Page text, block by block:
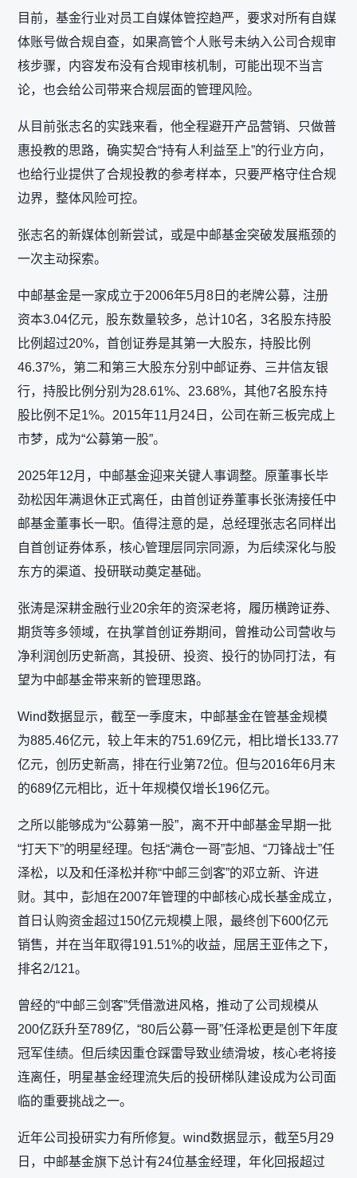
目前，基金行业对员工自媒体管控趋严，要求对所有自媒
体账号做合规自查，如果高管个人账号未纳入公司合规审
核步骤，内容发布没有合规审核机制，可能出现不当言
论，也会给公司带来合规层面的管理风险。
从目前张志名的实践来看，他全程避开产品营销、只做普
惠投教的思路，确实契合“持有人利益至上”的行业方向，
也给行业提供了合规投教的参考样本，只要严格守住合规
边界，整体风险可控。
张志名的新媒体创新尝试，或是中邮基金突破发展瓶颈的
一次主动探索。
中邮基金是一家成立于2006年5月8日的老牌公募，注册
资本3.04亿元，股东数量较多，总计10名，3名股东持股
比例超过20%，首创证券是其第一大股东，持股比例
46.37%，第二和第三大股东分别中邮证券、三井信友银
行，持股比例分别为28.61%、23.68%，其他7名股东持
股比例不足1%。2015年11月24日，公司在新三板完成上
市梦，成为“公募第一股”。
2025年12月，中邮基金迎来关键人事调整。原董事长毕
劲松因年满退休正式离任，由首创证券董事长张涛接任中
邮基金董事长一职。值得注意的是，总经理张志名同样出
自首创证券体系，核心管理层同宗同源，为后续深化与股
东方的渠道、投研联动奠定基础。
张涛是深耕金融行业20余年的资深老将，履历横跨证券、
期货等多领域，在执掌首创证券期间，曾推动公司营收与
净利润创历史新高，其投研、投资、投行的协同打法，有
望为中邮基金带来新的管理思路。
Wind数据显示，截至一季度末，中邮基金在管基金规模
为885.46亿元，较上年末的751.69亿元，相比增长133.77
亿元，创历史新高，排在行业第72位。但与2016年6月末
的689亿元相比，近十年规模仅增长196亿元。
之所以能够成为“公募第一股”，离不开中邮基金早期一批
“打天下”的明星经理。包括“满仓一哥”彭旭、“刀锋战士”任
泽松，以及和任泽松并称“中邮三剑客”的邓立新、许进
财。其中，彭旭在2007年管理的中邮核心成长基金成立，
首日认购资金超过150亿元规模上限，最终创下600亿元
销售，并在当年取得191.51%的收益，屈居王亚伟之下，
排名2/121。
曾经的“中邮三剑客”凭借激进风格，推动了公司规模从
200亿跃升至789亿，“80后公募一哥”任泽松更是创下年度
冠军佳绩。但后续因重仓踩雷导致业绩滑坡，核心老将接
连离任，明星基金经理流失后的投研梯队建设成为公司面
临的重要挑战之一。
近年公司投研实力有所修复。wind数据显示，截至5月29
日，中邮基金旗下总计有24位基金经理，年化回报超过